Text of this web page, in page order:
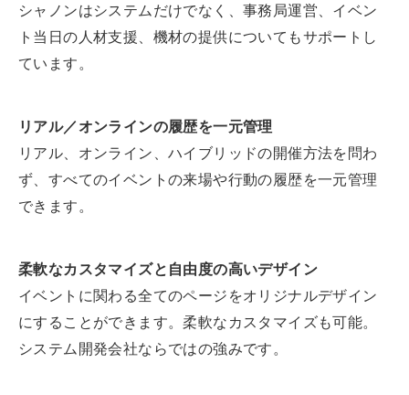
シャノンはシステムだけでなく、事務局運営、イベン
ト当日の人材支援、機材の提供についてもサポートし
ています。
リアル／オンラインの履歴を一元管理
リアル、オンライン、ハイブリッドの開催方法を問わ
ず、すべてのイベントの来場や行動の履歴を一元管理
できます。
柔軟なカスタマイズと自由度の高いデザイン
イベントに関わる全てのページをオリジナルデザイン
にすることができます。柔軟なカスタマイズも可能。
システム開発会社ならではの強みです。